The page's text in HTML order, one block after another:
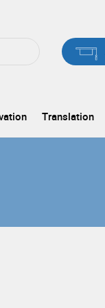
Translation